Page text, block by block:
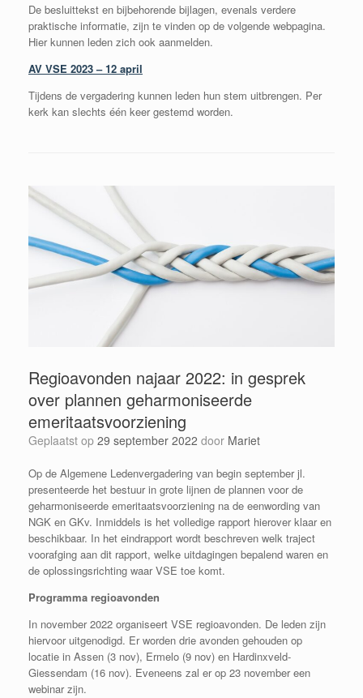
De besluittekst en bijbehorende bijlagen, evenals verdere
praktische informatie, zijn te vinden op de volgende webpagina.
Hier kunnen leden zich ook aanmelden.
AV VSE 2023 – 12 april
Tijdens de vergadering kunnen leden hun stem uitbrengen. Per
kerk kan slechts één keer gestemd worden.
Regioavonden najaar 2022: in gesprek
over plannen geharmoniseerde
emeritaatsvoorziening
Geplaatst op 29 september 2022 door Mariet
Op de Algemene Ledenvergadering van begin september jl.
presenteerde het bestuur in grote lijnen de plannen voor de
geharmoniseerde emeritaatsvoorziening na de eenwording van
NGK en GKv. Inmiddels is het volledige rapport hierover klaar en
beschikbaar. In het eindrapport wordt beschreven welk traject
voorafging aan dit rapport, welke uitdagingen bepalend waren en
de oplossingsrichting waar VSE toe komt.
Programma regioavonden
In november 2022 organiseert VSE regioavonden. De leden zijn
hiervoor uitgenodigd. Er worden drie avonden gehouden op
locatie in Assen (3 nov), Ermelo (9 nov) en Hardinxveld-
Giessendam (16 nov). Eveneens zal er op 23 november een
webinar zijn.